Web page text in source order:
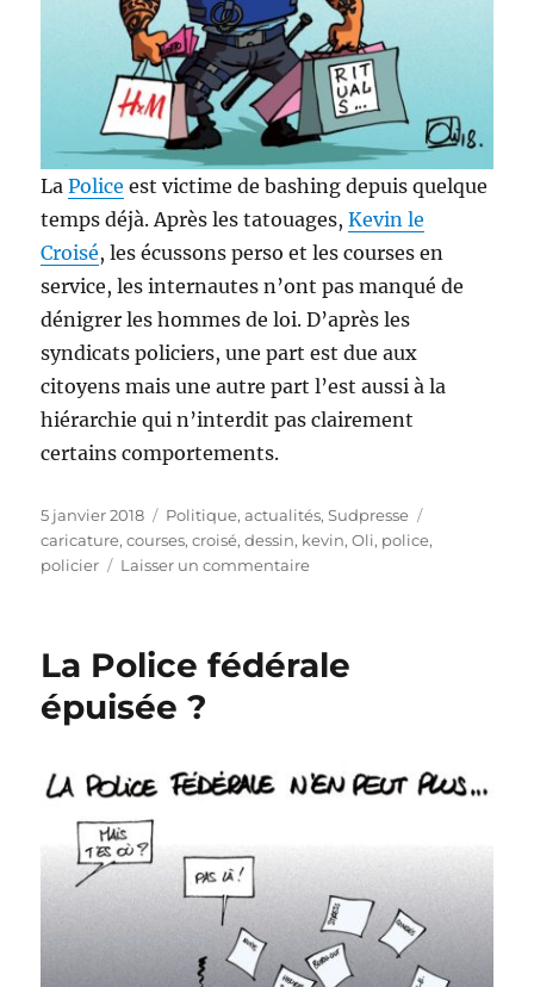
LaPolice est victime de bashing depuis quelque
temps déjà. Après les tatouages,Kevin le
Croisé, les écussons perso et les courses en
service, les internautes n’ont pas manqué de
dénigrer les hommes de loi. D’après les
syndicats policiers, une part est due aux
citoyens mais une autre part l’est aussi à la
hiérarchie qui n’interdit pas clairement
certains comportements.
Publié
le
5 janvier 2018 Catégories
Politique, actualités,Sudpresse
caricature,courses,croisé,dessin, kevin,Oli, police,
policier
Laisser un commentairesur
La Police fédérale
épuisée ?